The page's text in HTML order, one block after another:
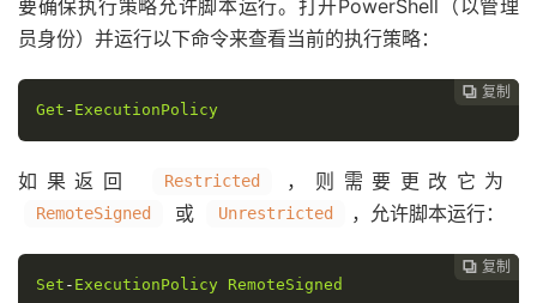
要确保执行策略允许脚本运行。打开PowerShell（以管理
员身份）并运行以下命令来查看当前的执行策略：
 复制
Get - ExecutionPolicy
如果返回 Restricted ，则需要更改它为
RemoteSigned 或 Unrestricted ，允许脚本运行：
 复制
Set - ExecutionPolicy RemoteSigned